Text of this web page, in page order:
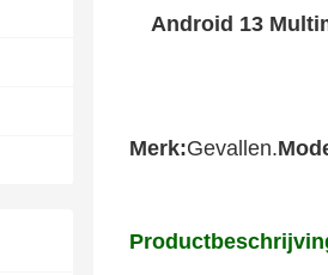
Android 13
Merk:Gevallen.